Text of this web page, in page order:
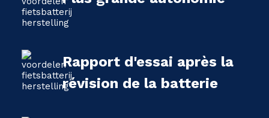
Rapport d'essai après la
révision de la batterie